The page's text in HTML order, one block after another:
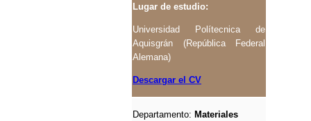
Lugar de estudio:
Universidad Polítecnica de
Aquisgrán (República Federal
Alemana)
Descargar el CV
Departamento: Materiales